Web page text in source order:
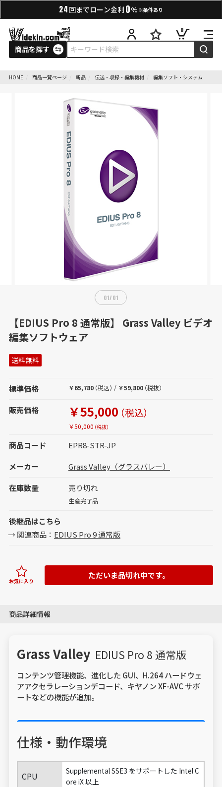
24 回までローン金利 0% ※条件あり
商品を探す
0
HOME 商品一覧ページ 新品 伝送・収録・編集機材 編集ソフト・システム
01/01
【EDIUS Pro 8 通常版】 Grass Valley ビデオ
編集ソフトウェア
送料無料
標準価格 ￥65,780 （税込） / ￥59,800 （税抜）
販売価格 ￥55,000 （税込）
￥50,000 （税抜）
商品コード EPR8-STR-JP
メーカー Grass Valley（グラスバレー）
在庫数量 売り切れ
生産完了品
後継品はこちら
関連商品： EDIUS Pro 9 通常版
ただいま品切れ中です。
お気に入り
商品詳細情報
Grass Valley EDIUS Pro 8 通常版
コンテンツ管理機能、進化した GUI、H.264 ハードウェ
アアクセラレーションデコード、キヤノン XF-AVC サポ
ートなどの機能が追加。
仕様・動作環境
CPU
Supplemental SSE3 をサポートした Intel C
ore iX 以上